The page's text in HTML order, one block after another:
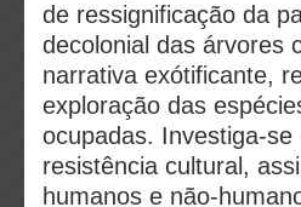
de ressignificação da
decolonial das árvores
narrativa exótificante,
exploração das
ocupadas. Investiga-
resistência cultural,
humanos e não-